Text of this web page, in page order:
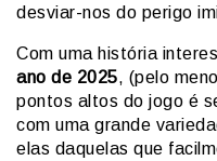
desviar-nos do perigo
Com uma história
ano de 2025, (pelo
pontos altos do jogo é
com uma grande
elas daquelas que